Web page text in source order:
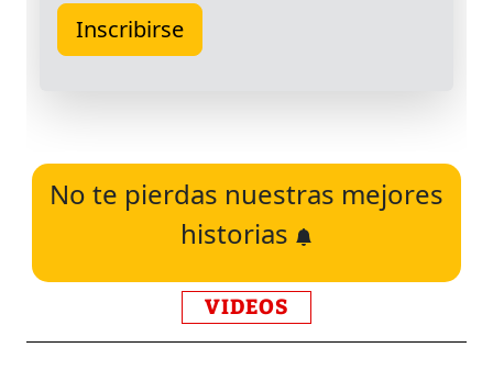
No te pierdas nuestras mejores
historias
VIDEOS